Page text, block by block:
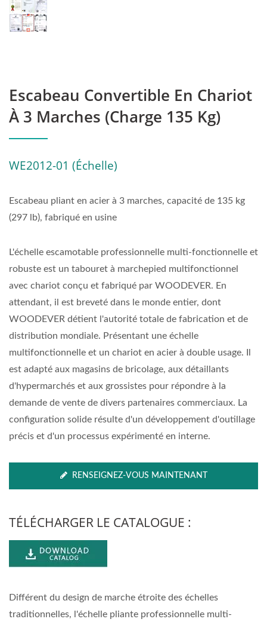
Escabeau Convertible En Chariot
À 3 Marches (Charge 135 Kg)
WE2012-01 (Échelle)
Escabeau pliant en acier à 3 marches, capacité de 135 kg
(297 lb), fabriqué en usine
L'échelle escamotable professionnelle multi-fonctionnelle et
robuste est un tabouret à marchepied multifonctionnel
avec chariot conçu et fabriqué par WOODEVER. En
attendant, il est breveté dans le monde entier, dont
WOODEVER détient l'autorité totale de fabrication et de
distribution mondiale. Présentant une échelle
multifonctionnelle et un chariot en acier à double usage. Il
est adapté aux magasins de bricolage, aux détaillants
d'hypermarchés et aux grossistes pour répondre à la
demande de vente de divers partenaires commerciaux. La
configuration solide résulte d'un développement d'outillage
précis et d'un processus expérimenté en interne.
RENSEIGNEZ-VOUS MAINTENANT
TÉLÉCHARGER LE CATALOGUE :
Différent du design de marche étroite des échelles
traditionnelles, l'échelle pliante professionnelle multi-